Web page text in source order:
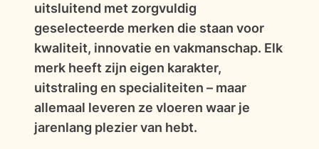
uitsluitend met zorgvuldig
geselecteerde merken die staan voor
kwaliteit, innovatie en vakmanschap. Elk
merk heeft zijn eigen karakter,
uitstraling en specialiteiten – maar
allemaal leveren ze vloeren waar je
jarenlang plezier van hebt.